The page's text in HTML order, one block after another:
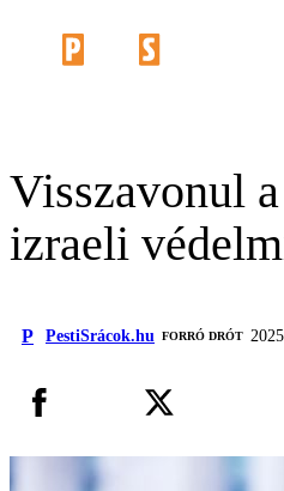
Visszavonul
izraeli
P PestiSrácok.hu FORRÓ DRÓT